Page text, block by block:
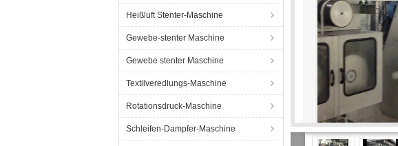
Heißluft Stenter-Maschine
Gewebe-stenter Maschine
Gewebe stenter Maschine
Textilveredlungs-Maschine
Rotationsdruck-Maschine
Schleifen-Dampfer-Maschine